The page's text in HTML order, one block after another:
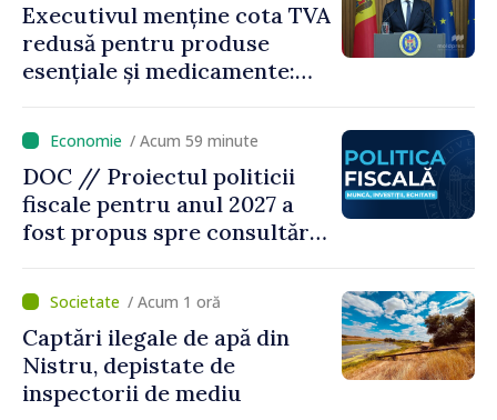
Executivul menține cota TVA
redusă pentru produse
esențiale și medicamente:
pe seama consumului de
bază al oamenilor”
/ Acum 59 minute
DOC // Proiectul politicii
fiscale pentru anul 2027 a
fost propus spre consultări
/ Acum 1 oră
Captări ilegale de apă din
Nistru, depistate de
inspectorii de mediu